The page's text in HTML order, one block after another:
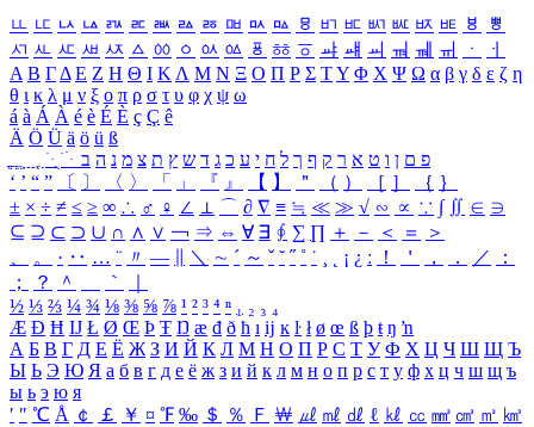
ㅥ ㅦ ㅧ ㅨ ㅩ ㅪ ㅫ ㅬ ㅭ ㅮ ㅯ ㅰ ㅱ ㅲ ㅳ ㅴ ㅵ ㅶ ㅷ ㅸ
ㅹ
ㅺ ㅻ ㅼ ㅽ ㅾ ㅿ ㆀ ㆁ ㆂ ㆃ ㆄ ㆅ ㆆ ㆇ ㆈ ㆉ ㆊ ㆋ ㆌ ㆍ
ㆎ
Α Β ΓΔ Ε Ζ Η Θ Ι ΚΛ Μ Ν Ξ Ο Π Ρ Σ ΤΥ Φ Χ Ψ Ω α β γ δ ε ζ η
θ ι κ λ μ ν ξ ο π ρ σ τ υ φ χ ψ ω
á à Á À é è É È ç Ç ê
Ä Ö Ü ä ö ü ß
ִֶֹ ֻּ ׁׂ פ ם ן ו ט א ר ק ף ך ל ח י ע כ ג ד ש ץ ת צ מ נ ה ב
‘ ’ “ ” 〔 〕 〈 〉 「 」 『 』 【 】 ＂ （ ） ［ ］ ｛ ｝
± × ÷ ≠ ≤ ≥ ∞ ∴ ♂ ♀ ∠ ⊥ ⌒ ∂ ∇ ≡ ≒ ≪ ≫ √ ∽ ∝ ∵ ∫ ∬ ∈ ∋
⊆ ⊇ ⊂ ⊃ ∪ ∩ ∧ ∨ ￢ ⇒ ⇔ ∀ ∃ ∮ ∑ ∏ ＋ － ＜ ＝
＞
、
。 · ‥ … ¨ 〃 ― ＼ ∼ ´ ～ ˇ ˘ ˝ ˚ ˙ ¸ ¡ ¿ ː ！ ＇ ， ． ／
：
；
？ ＾ ｀
½ ⅓ ⅔ ¼ ¾ ⅛ ⅜ ⅝ ⅞ ¹ ² ³ ⁴ ⁿ ₁ ₂ ₃ ₄
Æ Ð Ħ Ĳ Ł Ø Œ Þ Ŧ Ŋ æ đ ð ħ ı ĳ ĸ ŀ ł ø œ ß þ ŧ ŋ ŉ
А Б В Г Д Е Ё Ж З И Й К Л М Н О П Р С Т У Ф Х Ц Ч Ш Щ Ъ
Ы Ь Э Ю Я а б в г д е ё ж з и й к л м н о п р с т у ф х ц ч ш щ ъ
ы ь э ю я
′ ″ ℃ Å ￠ ￡ ￥ ¤ ℉ ‰ ＄ ％ Ｆ ￦ ㎕ ㎖ ㎗ ℓ ㎘ ㏄ ㎣ ㎤ ㎥ ㎦